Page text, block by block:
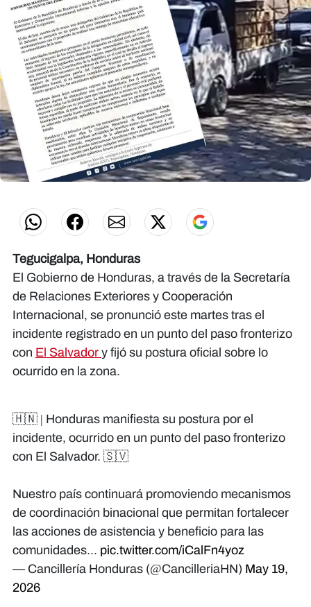
Tegucigalpa, Honduras
El Gobierno de Honduras, a través de la Secretaría
de Relaciones Exteriores y Cooperación
Internacional, se pronunció este martes tras el
incidente registrado en un punto del paso fronterizo
con El Salvador y fijó su postura oficial sobre lo
ocurrido en la zona.
🇭🇳 | Honduras manifiesta su postura por el
incidente, ocurrido en un punto del paso fronterizo
con El Salvador. 🇸🇻
Nuestro país continuará promoviendo mecanismos
de coordinación binacional que permitan fortalecer
las acciones de asistencia y beneficio para las
comunidades... pic.twitter.com/iCalFn4yoz
— Cancillería Honduras (@CancilleriaHN) May 19,
2026